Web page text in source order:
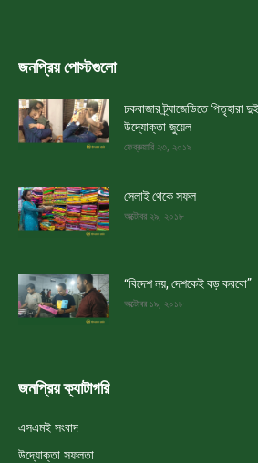
জনপ্রিয় পোস্টগুলো
চকবাজার ট্র্যাজেডিতে পিতৃহারা
উদ্যোক্তা জুয়েল
ফেব্রুয়ারি ২৩, ২০১৯
সেলাই থেকে সফল
অক্টোবর ২৯, ২০১৮
“বিদেশ নয়, দেশকেই বড় করবো”
অক্টোবর ১৯, ২০১৮
জনপ্রিয় ক্যাটাগরি
এসএমই সংবাদ
উদ্যোক্তা সফলতা